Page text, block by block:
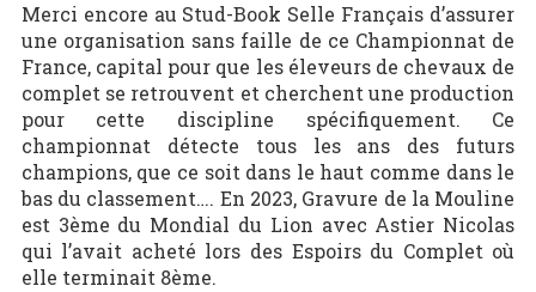
Merci encore au Stud-Book Selle Français d’assurer
une organisation sans faille de ce Championnat de
France, capital pour que les éleveurs de chevaux de
complet se retrouvent et cherchent une production
pour cette discipline spécifiquement. Ce
championnat détecte tous les ans des futurs
champions, que ce soit dans le haut comme dans le
bas du classement…. En 2023, Gravure de la Mouline
est 3ème du Mondial du Lion avec Astier Nicolas
qui l’avait acheté lors des Espoirs du Complet où
elle terminait 8ème.